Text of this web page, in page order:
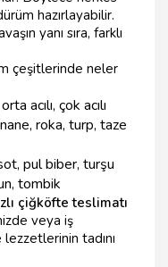
hazırlayabilir.
yanı sıra, farklı
çeşitlerinde neler
acılı, çok acılı
roka, turp, taze
pul biber, turşu
tombik
çiğköfte teslimatı
veya iş
lezzetlerinin tadını